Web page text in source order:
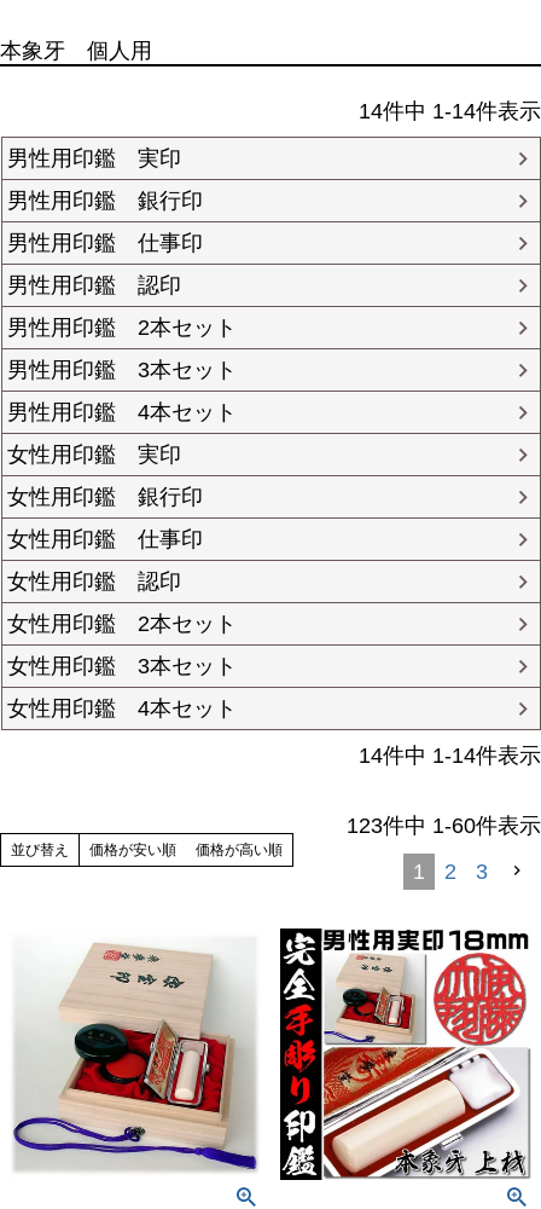
本象牙 個人用
14件中 1-14件表示
男性用印鑑 実印
男性用印鑑 銀行印
男性用印鑑 仕事印
男性用印鑑 認印
男性用印鑑 2本セット
男性用印鑑 3本セット
男性用印鑑 4本セット
女性用印鑑 実印
女性用印鑑 銀行印
女性用印鑑 仕事印
女性用印鑑 認印
女性用印鑑 2本セット
女性用印鑑 3本セット
女性用印鑑 4本セット
14件中 1-14件表示
並び替え 価格が安い順 価格が高い順
123件中 1-60件表示
1
2 3